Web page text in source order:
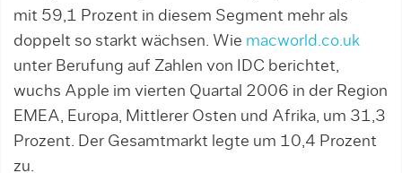
mit 59,1 Prozent in diesem Segment mehr als
doppelt so starkt wächsen. Wie macworld.co.uk
unter Berufung auf Zahlen von IDC berichtet,
wuchs Apple im vierten Quartal 2006 in der Region
EMEA, Europa, Mittlerer Osten und Afrika, um 31,3
Prozent. Der Gesamtmarkt legte um 10,4 Prozent
zu.